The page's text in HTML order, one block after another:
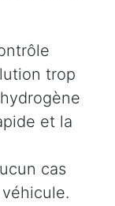
trop
et la
cas